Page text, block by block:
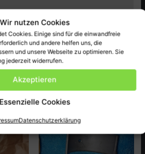
Wir nutzen Cookies
Cookies. Einige sind für die einwandfreie
und andere helfen uns, die
und unsere Webseite zu optimieren. Sie
jederzeit widerrufen.
Akzeptieren
Essenzielle Cookies
Datenschutzerklärung
Neu passend bei diversen